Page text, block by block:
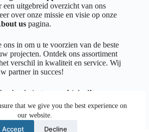
that we give you the best experience on
our website.
Accept Decline
uitgebreid overzicht van ons
over onze missie en visie op onze
us pagina.
in om u te voorzien van de beste
projecten. Ontdek ons assortiment
verschil in kwaliteit en service. Wij
partner in succes!
facebook instagram LinkedIn
Instagram
LinkedIn